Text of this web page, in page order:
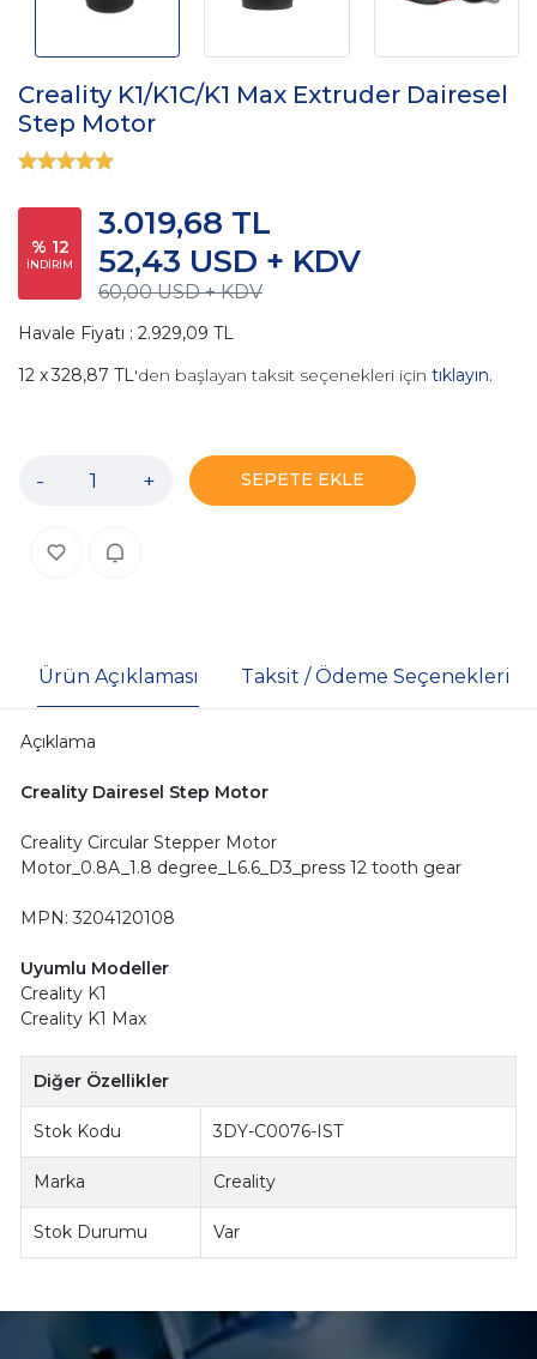
Creality K1/K1C/K1 Max Extruder Dairesel
Step Motor
% 12
İNDİRİM
60,00 USD + KDV
52,43 USD + KDV
3.019,68 TL
Havale Fiyatı : 2.929,09 TL
328,87 TL'den başlayan taksit seçenekleri için tıklayın.
- + SEPETE EKLE
Ürün Açıklaması Taksit / Ödeme Seçenekleri
Açıklama
Creality Dairesel Step Motor
Creality Circular Stepper Motor
Motor_0.8A_1.8 degree_L6.6_D3_press 12 tooth gear
MPN: 3204120108
Uyumlu Modeller
Creality K1
Creality K1 Max
Diğer Özellikler
Stok Kodu 3DY-C0076-IST
Marka Creality
Stok Durumu Var